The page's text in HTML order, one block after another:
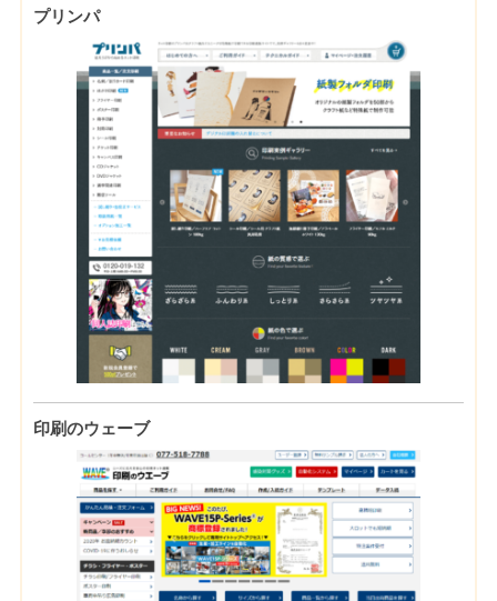
プリンパ
印刷のウェーブ